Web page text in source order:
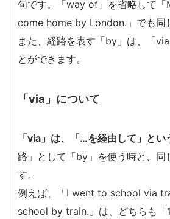
句です。「way of」を省略して
come home by London.」でも同
また、経路を表す「by」は、「
とができます。
「via」について
「via」は、「…を経由して」とい
路」として「by」を使う時と、同
す。
例えば、「I went to school via
school by train.」は、どちらも「